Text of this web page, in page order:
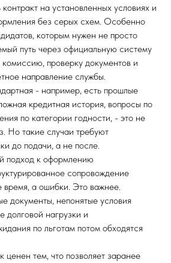
контракт на установленных условиях и
без серых схем. Особенно
которым нужен не просто
путь через официальную систему
проверку документов и
направление службы.
- например, есть прошлые
кредитная история, вопросы по
по категории годности, - это не
Но такие случаи требуют
до подачи, а не после.
подход к оформлению
сопровождение
время, а ошибки. Это важнее.
документы, непонятые условия
долговой нагрузки и
по льготам потом обходятся
тем, что позволяет заранее